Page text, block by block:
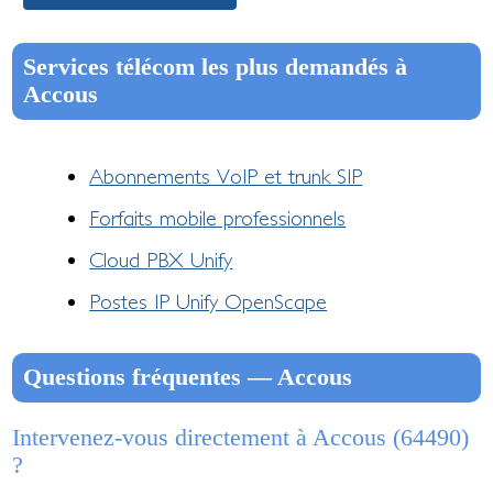
Services télécom les plus demandés à
Accous
Abonnements VoIP et trunk SIP
Forfaits mobile professionnels
Cloud PBX Unify
Postes IP Unify OpenScape
Questions fréquentes — Accous
Intervenez-vous directement à Accous (64490)
?